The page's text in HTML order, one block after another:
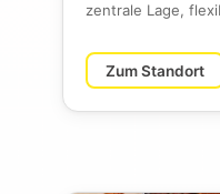
zentrale Lage,
Zum Standort